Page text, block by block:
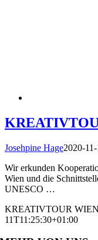
Josehpine Hage2020-
Wir erkunden
Wien und die
UNESCO …
KREATIVTOUR
11T11:25:30+01:00